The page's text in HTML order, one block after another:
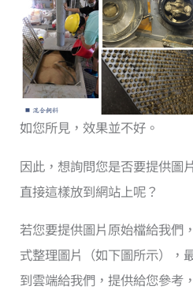
如您所見，效果並不好。
因此，想詢問您是否要提供圖
直接這樣放到網站上呢？
若您要提供圖片原始檔給我們
式整理圖片（如下圖所示），
到雲端給我們，提供給您參考